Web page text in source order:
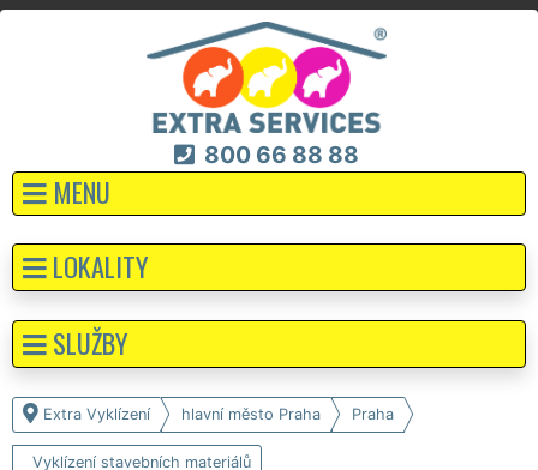
800 66 88 88
MENU
Extra Vyklízení hlavní město Praha Praha
Vyklízení stavebních materiálů
LOKALITY
SLUŽBY